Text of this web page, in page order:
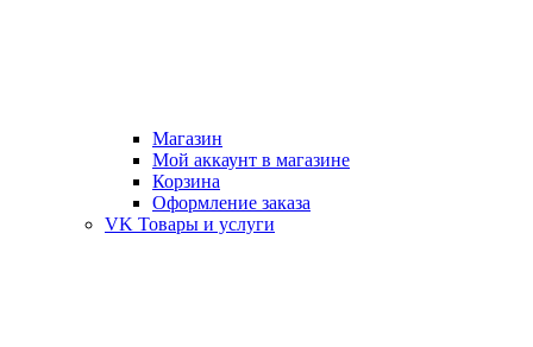
Магазин
Мой аккаунт в магазине
Корзина
Оформление заказа
VK Товары и услуги